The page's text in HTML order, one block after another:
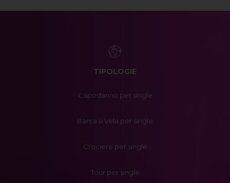
TIPOLOGIE
Capodanno per single
Barca a Vela per single
Crociere per single
Tour per single